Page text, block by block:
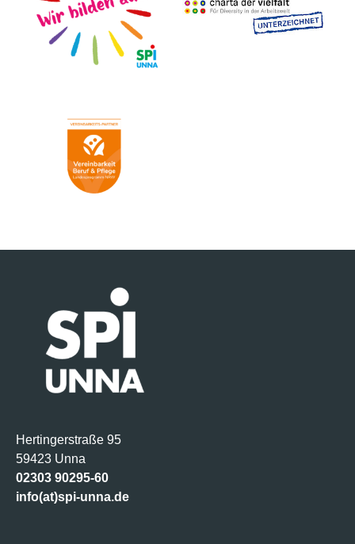
Hertingerstraße 95
59423 Unna
02303 90295-60
info(at)spi-unna.de